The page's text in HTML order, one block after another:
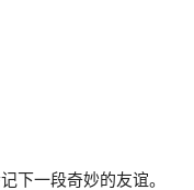
下一段奇妙的友谊。